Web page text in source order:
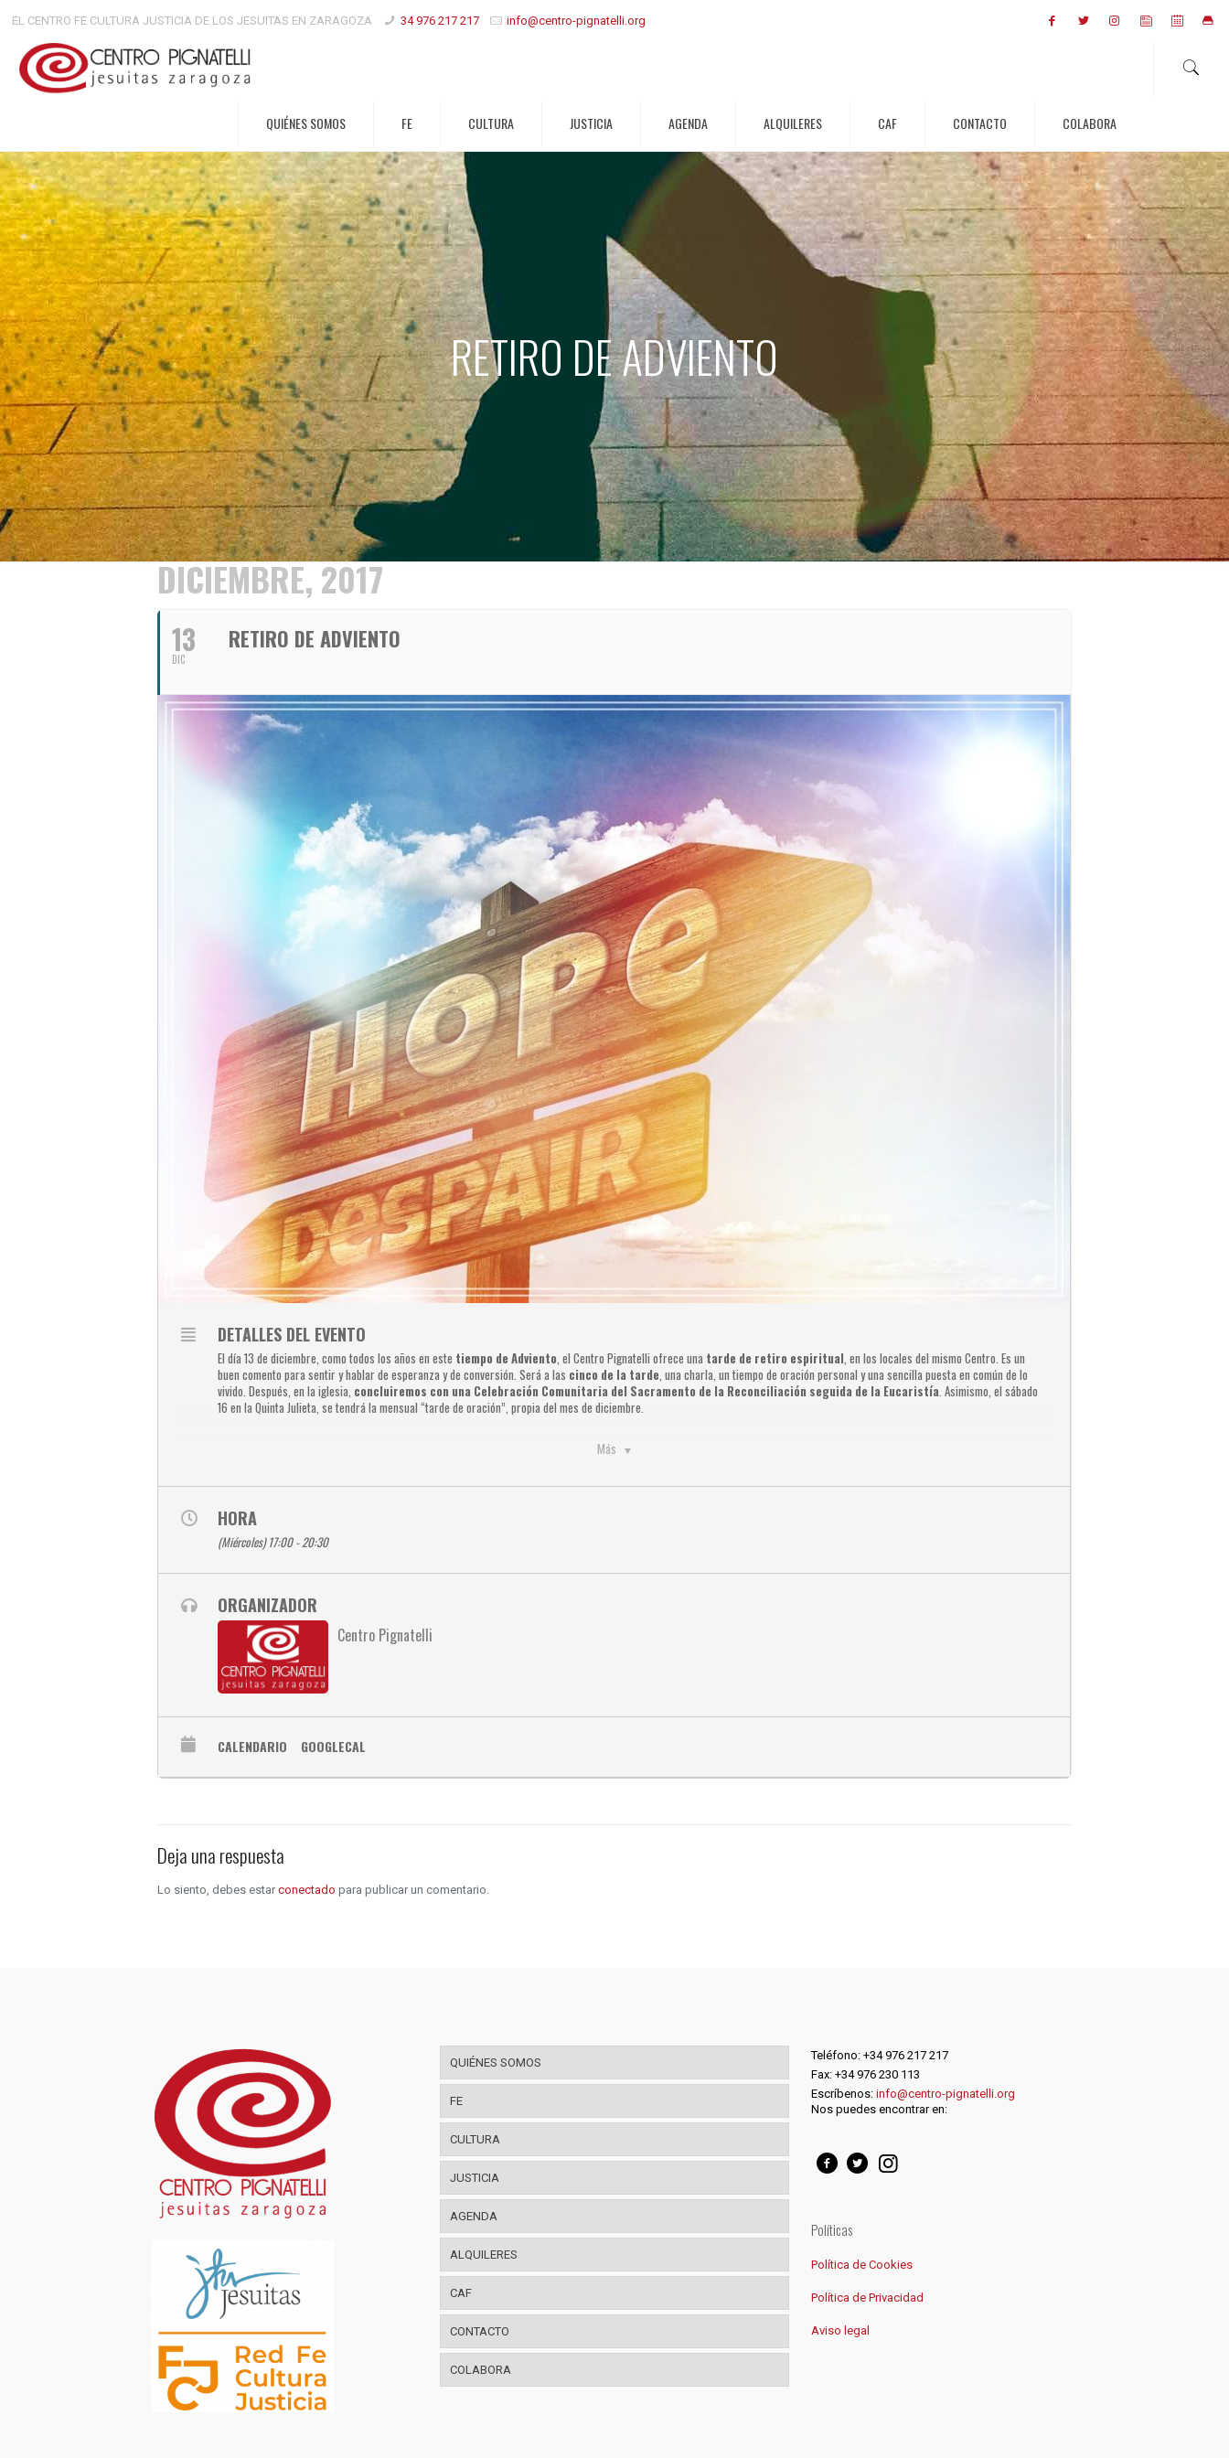
EL CENTRO FE CULTURA JUSTICIA DE LOS JESUITAS EN ZARAGOZA 34 976 217 217 info@centro-pignatelli.org
QUIÉNES SOMOS FE CULTURA JUSTICIA AGENDA ALQUILERES CAF CONTACTO COLABORA
RETIRO DE ADVIENTO
DICIEMBRE, 2017
13
DIC
RETIRO DE ADVIENTO
Más
DETALLES DEL EVENTO
El día 13 de diciembre, como todos los años en este tiempo de Adviento , el Centro Pignatelli ofrece una tarde de retiro espiritual , en los locales del mismo Centro. Es un
buen comento para sentir y hablar de esperanza y de conversión. Será a las cinco de la tarde , una charla, un tiempo de oración personal y una sencilla puesta en común de lo
vivido. Después, en la iglesia, concluiremos con una Celebración Comunitaria del Sacramento de la Reconciliación seguida de la Eucaristía . Asimismo, el sábado
16 en la Quinta Julieta, se tendrá la mensual “tarde de oración”, propia del mes de diciembre.
HORA
(Miércoles) 17:00 - 20:30
ORGANIZADOR
Centro Pignatelli
CALENDARIO GOOGLECAL
Deja una respuesta
Lo siento, debes estar conectado para publicar un comentario.
QUIÉNES SOMOS
FE
CULTURA
JUSTICIA
AGENDA
ALQUILERES
CAF
CONTACTO
COLABORA
Teléfono: +34 976 217 217
Fax: +34 976 230 113
Escríbenos:info@centro-pignatelli.org
Nos puedes encontrar en:
Políticas
Política de Cookies
Política de Privacidad
Aviso legal